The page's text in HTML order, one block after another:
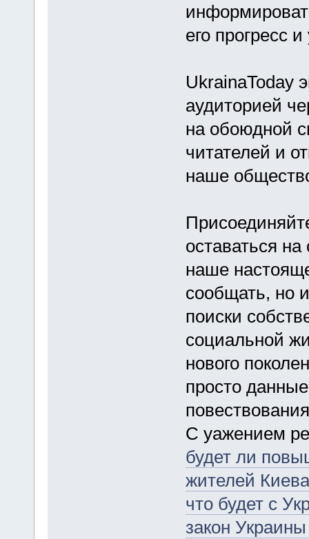
его прогресс
UkrainaToday
аудиторией
на обоюдной
читателей и
наше
оставаться
наше
сообщать, но
поиски
социальной
нового
просто
С уажением
будет ли
жителей Киева
что будет с
закон